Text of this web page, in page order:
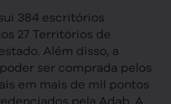
384 escritórios
27 Territórios de
Além disso, a
ser comprada pelos
em mais de mil pontos
pela Adab. A